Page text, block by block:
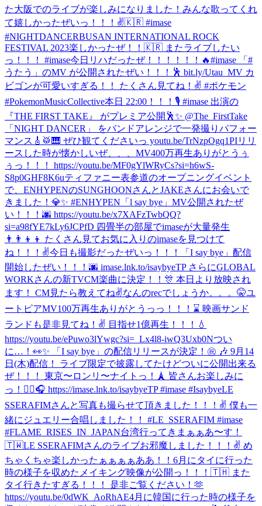
た大阪でのライブが楽しみになりました！ みんな歌ってくれ
て嬉しかったぜいっ！！！✌️🇰🇷 #imase
#NIGHTDANCERBUSAN INTERNATIONAL ROCK
FESTIVAL 2023楽しかったぜ！！🇰🇷 またライブしたい
っ！！！ #imase今日リハだったぜ！！！！！！🔥#imase 「#
うたう」のMV が公開されたぜい！！！🕺 bit.ly/Utau_MV カ
ビゴンが可愛いすぎる！！ たくさん見てね！✌️ #ポケモン
#PokemonMusicCollective本日 22:00！！！🎙️ #imase 出演の
『THE FIRST TAKE』 がプレミア公開🕺✨ @The_FirstTake
「NIGHT DANCER」 をバンドアレンジで一発撮りパフォー
マンス🎸🥁🎹 ぜひ観てくださいっ youtu.be/TrNzpOgq1PIリリ
ースした時が懐かしいぜ、、、MV400万再生ありがとうぅ
ぅっ！！！ https://youtu.be/MF0gYlWRyCs?si=h6wS-
S8p0GHF8K6uティファニー表参道のオープニングイベント
で、ENHYPENのSUNGHOONさんとJAKEさんにお会いで
きました！💎✨ #ENHYPEN 「l say bye」MV公開されたぜ
い！！！🌆 https://youtu.be/x7XAFzTwbQQ?
si=a98fYE7kLy6JCPfD 四畳半の部屋でimaseが大量発生
👨‍👨‍👦‍👦 たくさん見てお気に入りのimaseを見つけて
ね！！！✌️今日も撮影だったぜいっ！！！
「I say bye」配信
開始したぜい！！！🌆 imase.lnk.to/isaybyeTP さらにGLOBAL
WORKさんの新TVCM楽曲に決定！！🎊 本日より放映され
ます！ CM見たら教えてね✌️なんのrecでしょうか。。。🤫ユ
ートピアMV100万再生ありがとうっっ！！！⌛️ 映画サンド
ランドも是非見てね！✌️ 目指せ1億再生！！！💧
https://youtu.be/ePuwo3lYwgc?si=_Lx4l8-iwQ3Uxb0Nつい
に…！👀✨ 「I say bye」の配信リリースが決定！㊗️ 🎶 9月14
日(木)配信！ ライブ限定で披露してたけどついに公開出来る
ぜ！！！ 東京〜ロンリ〜ナイトっ！🗼 皆さんお楽しみに
っ！✌🏼🎧 https://imase.lnk.to/isaybyeTP #imase #IsaybyeLE
SSERAFIMさんと写真も撮らせて頂きました！！！✌ 僕も一
緒にジュエリー合唱しました！！ #LE_SSERAFIM #imase
#FLAME_RISES_IN_JAPAN台湾行ってきまぁぁあ〜す！
🇹🇼LE SSERAFIMさんのライブお邪魔しました！！！✌️ め
ちゃくちゃ楽しかったぁぁぁぁああ！！ 6月にタイに行った
時の様子を収めたメイキング映像が公開っ！！！🇹🇭 また
タイ行きたすぎる！！！ 是非ご覧ください！🫶
https://youtu.be/0dWK_AoRhAE4月に韓国に行った時の様子を